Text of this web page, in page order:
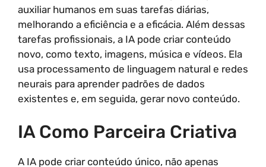
auxiliar humanos em suas tarefas diárias,
melhorando a eficiência e a eficácia. Além dessas
tarefas profissionais, a IA pode criar conteúdo
novo, como texto, imagens, música e vídeos. Ela
usa processamento de linguagem natural e redes
neurais para aprender padrões de dados
existentes e, em seguida, gerar novo conteúdo.
IA Como Parceira Criativa
A IA pode criar conteúdo único, não apenas